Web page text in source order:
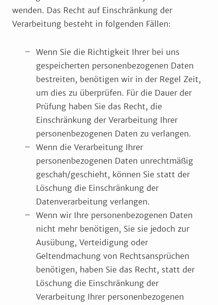
wenden. Das Recht auf Einschränkung der
Verarbeitung besteht in folgenden Fällen:
Wenn Sie die Richtigkeit Ihrer bei uns
gespeicherten personenbezogenen Daten
bestreiten, benötigen wir in der Regel Zeit,
um dies zu überprüfen. Für die Dauer der
Prüfung haben Sie das Recht, die
Einschränkung der Verarbeitung Ihrer
personenbezogenen Daten zu verlangen.
Wenn die Verarbeitung Ihrer
personenbezogenen Daten unrechtmäßig
geschah/geschieht, können Sie statt der
Löschung die Einschränkung der
Datenverarbeitung verlangen.
Wenn wir Ihre personenbezogenen Daten
nicht mehr benötigen, Sie sie jedoch zur
Ausübung, Verteidigung oder
Geltendmachung von Rechtsansprüchen
benötigen, haben Sie das Recht, statt der
Löschung die Einschränkung der
Verarbeitung Ihrer personenbezogenen